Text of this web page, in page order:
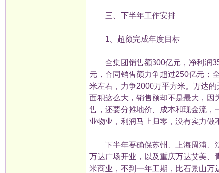
三、下半年工作安排
1、超额完成年度目标
全集团销售额300亿元，净利润35
元，合同销售额力争超过250亿元；
米左右，力争2000万平方米。万达
面积这么大，销售额却不是最大，因
售，还要分摊地价、成本和现金流，
业物业，利润马上归零，没有实力做
下半年要确保苏州、上海周浦、沈
万达广场开业，以及重庆万达艾美、
米商业，不到一年工期，比石景山万